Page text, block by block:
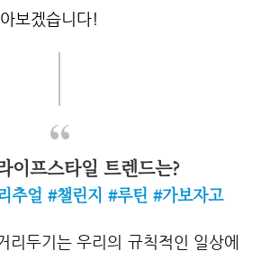
보겠습니다!
이프스타일 트렌드는?
추얼 #챌린지 #루틴 #가보자고
리두기는 우리의 규칙적인 일상에